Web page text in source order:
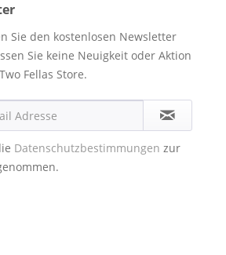
Sie den kostenlosen Newsletter
Sie keine Neuigkeit oder Aktion
Fellas Store.
Datenschutzbestimmungen zur